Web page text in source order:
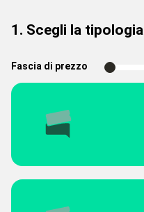
1. Scegli la tipologia
Fascia di prezzo